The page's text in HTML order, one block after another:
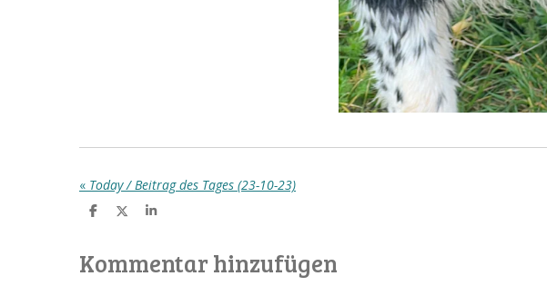
« Today / Beitrag des Tages (23-10-23)
T
l
e
T
e
T
e
Kommentar hinzufügen